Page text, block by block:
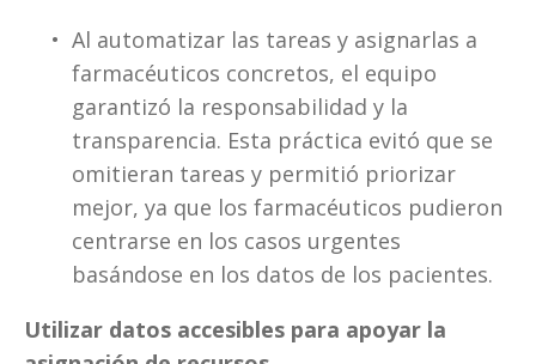
Al automatizar las tareas y asignarlas a
farmacéuticos concretos, el equipo
garantizó la responsabilidad y la
transparencia. Esta práctica evitó que se
omitieran tareas y permitió priorizar
mejor, ya que los farmacéuticos pudieron
centrarse en los casos urgentes
basándose en los datos de los pacientes.
Utilizar datos accesibles para apoyar la